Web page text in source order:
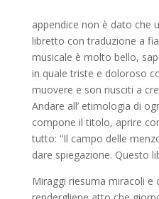
appendice non è dato che
libretto con traduzione a
musicale è molto bello,
in quale triste e doloroso
muovere e son riusciti a
Andare all’ etimologia di
compone il titolo, aprire
tutto: “Il campo delle
dare spiegazione. Questo
Miraggi riesuma miracoli e